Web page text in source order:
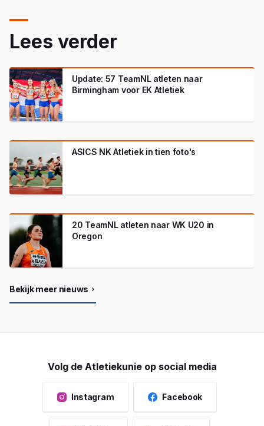
Lees verder
Update: 57 TeamNL atleten naar
Birmingham voor EK Atletiek
ASICS NK Atletiek in tien foto's
20 TeamNL atleten naar WK U20 in
Oregon
Bekijk meer nieuws
Volg de Atletiekunie op social media
Instagram Facebook